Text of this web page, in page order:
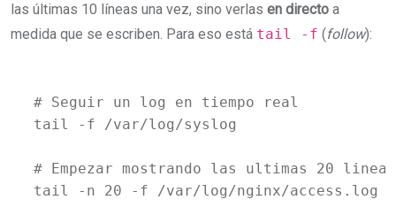
las últimas 10 líneas una vez, sino verlas en directo a
medida que se escriben. Para eso está tail -f (follow):
# Seguir un log en tiempo real
tail -f /var/log/syslog
# Empezar mostrando las ultimas 20
tail -n 20 -f /var/log/nginx/access.log